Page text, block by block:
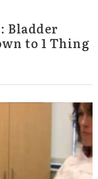
Bladder
to 1 Thing